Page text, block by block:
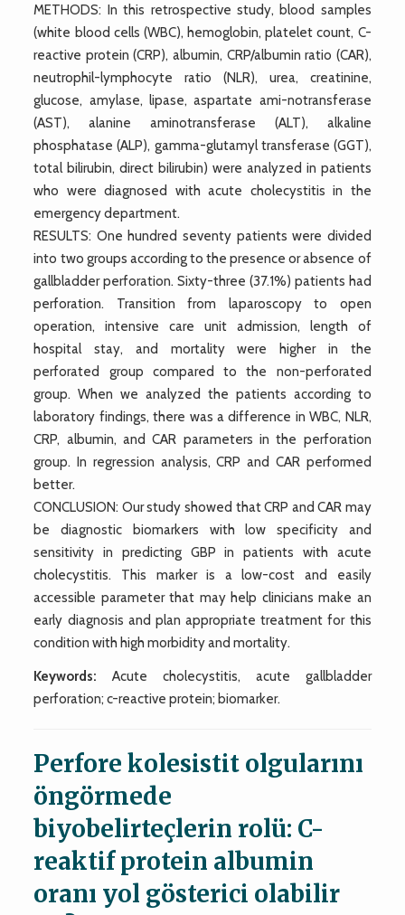
METHODS: In this retrospective study, blood samples
(white blood cells (WBC), hemoglobin, platelet count, C-
reactive protein (CRP), albumin, CRP/albumin ratio (CAR),
neutrophil-lymphocyte ratio (NLR), urea, creatinine,
glucose, amylase, lipase, aspartate ami-notransferase
(AST), alanine aminotransferase (ALT), alkaline
phosphatase (ALP), gamma-glutamyl transferase (GGT),
total bilirubin, direct bilirubin) were analyzed in patients
who were diagnosed with acute cholecystitis in the
emergency department.
RESULTS: One hundred seventy patients were divided
into two groups according to the presence or absence of
gallbladder perforation. Sixty-three (37.1%) patients had
perforation. Transition from laparoscopy to open
operation, intensive care unit admission, length of
hospital stay, and mortality were higher in the
perforated group compared to the non-perforated
group. When we analyzed the patients according to
laboratory findings, there was a difference in WBC, NLR,
CRP, albumin, and CAR parameters in the perforation
group. In regression analysis, CRP and CAR performed
better.
CONCLUSION: Our study showed that CRP and CAR may
be diagnostic biomarkers with low specificity and
sensitivity in predicting GBP in patients with acute
cholecystitis. This marker is a low-cost and easily
accessible parameter that may help clinicians make an
early diagnosis and plan appropriate treatment for this
condition with high morbidity and mortality.
Keywords: Acute cholecystitis, acute gallbladder
perforation; c-reactive protein; biomarker.
Perfore kolesistit olgularını
öngörmede
biyobelirteçlerin rolü: C-
reaktif protein albumin
oranı yol gösterici olabilir